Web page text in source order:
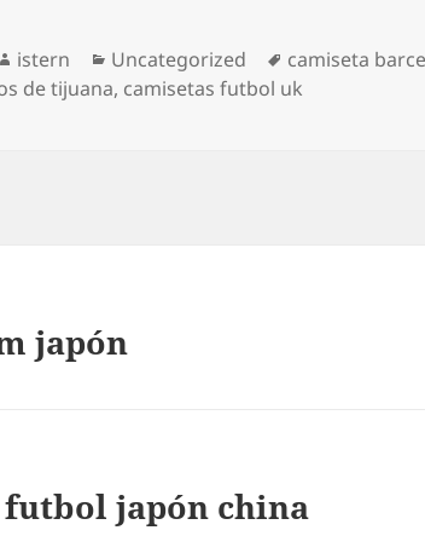
Autor
istern Categorías
Uncategorized Etiquetas
camiseta
de tijuana, camisetas futbol uk
japón
futbol japón china